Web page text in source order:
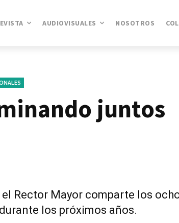
AUDIOVISUALES NOSOTROS
juntos
Rector Mayor comparte los
los próximos años.